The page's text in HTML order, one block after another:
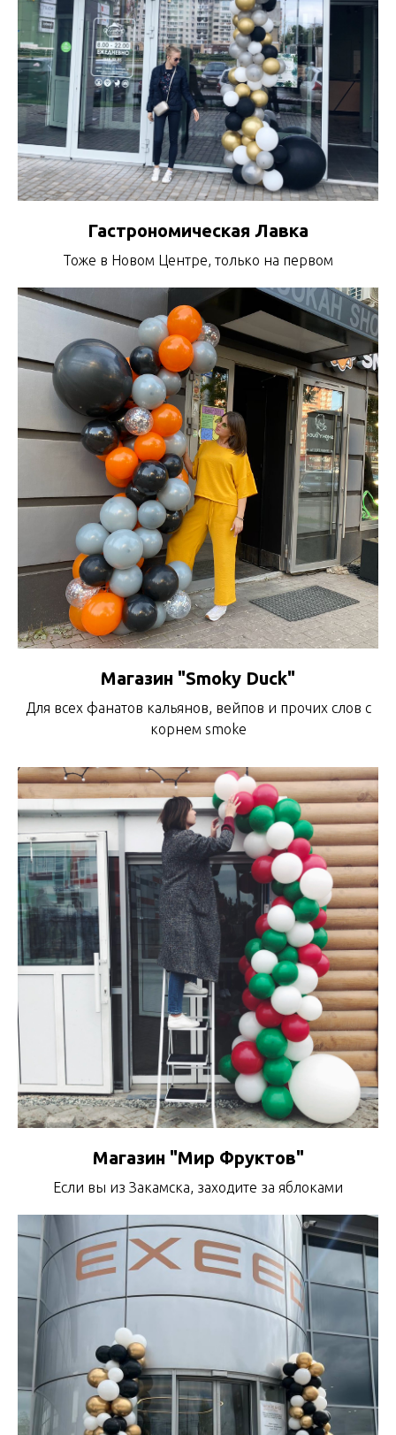
Гастрономическая Лавка
Тоже в Новом Центре, только на первом
Магазин "Smoky Duck"
Для всех фанатов кальянов, вейпов и прочих слов с
корнем smoke
Магазин "Мир Фруктов"
Если вы из Закамска, заходите за яблоками